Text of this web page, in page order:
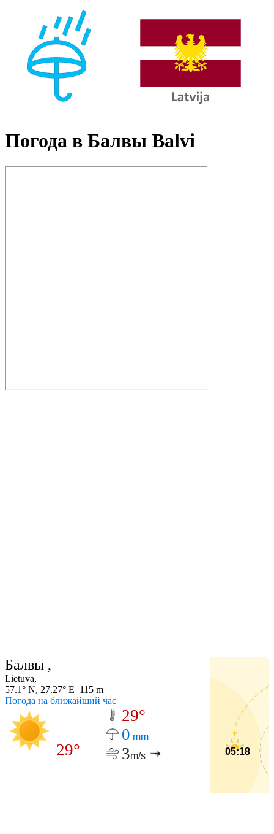
Погода в Балвы Balvi
Балвы ,
Lietuva,
57.1° N, 27.27° E 115 m
Погода на ближайший час
29°
29°
0 mm
3m/s 05:18